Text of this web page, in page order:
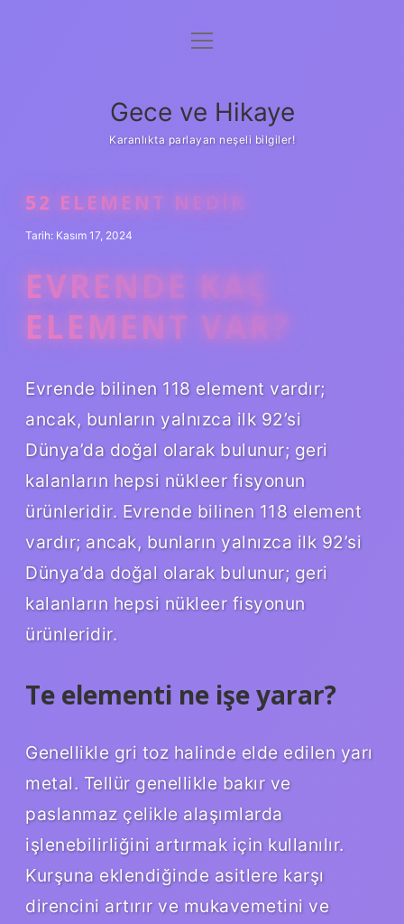
Anasayfa
Yasal Uyarı
menüyü
Gece ve Hikaye
Karanlıkta parlayan neşeli bilgiler!
52 ELEMENT NEDIR
Tarih: Kasım 17, 2024
EVRENDE KAÇ
ELEMENT VAR?
Evrende bilinen 118 element vardır;
ancak, bunların yalnızca ilk 92’si
Dünya’da doğal olarak bulunur; geri
kalanların hepsi nükleer fisyonun
ürünleridir. Evrende bilinen 118 element
vardır; ancak, bunların yalnızca ilk 92’si
Dünya’da doğal olarak bulunur; geri
kalanların hepsi nükleer fisyonun
ürünleridir.
Te elementi ne işe yarar?
Genellikle gri toz halinde elde edilen yarı
metal. Tellür genellikle bakır ve
paslanmaz çelikle alaşımlarda
işlenebilirliğini artırmak için kullanılır.
Kurşuna eklendiğinde asitlere karşı
direncini artırır ve mukavemetini ve